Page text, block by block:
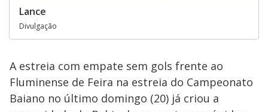
Lance
Divulgação
A estreia com empate sem gols frente ao
Fluminense de Feira na estreia do Campeonato
Baiano no último domingo (20) já criou a